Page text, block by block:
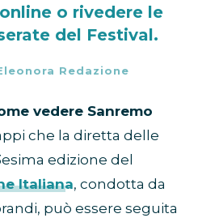
o rivedere le
del Festival.
Redazione
vedere Sanremo
che la diretta delle
edizione del
Italiana, condotta da
può essere seguita